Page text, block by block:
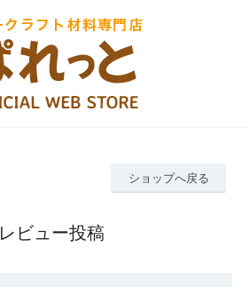
ショップへ戻る
レビュー投稿